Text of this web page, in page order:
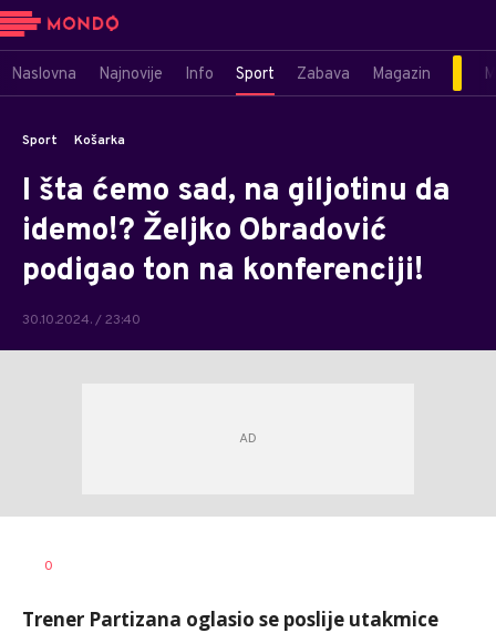
Naslovna Najnovije Info Sport Zabava Magazin
Sport Košarka
I šta ćemo sad, na giljotinu da
idemo!? Željko Obradović
podigao ton na konferenciji!
30.10.2024. / 23:40
AUTOR
0
Trener Partizana oglasio se poslije utakmice